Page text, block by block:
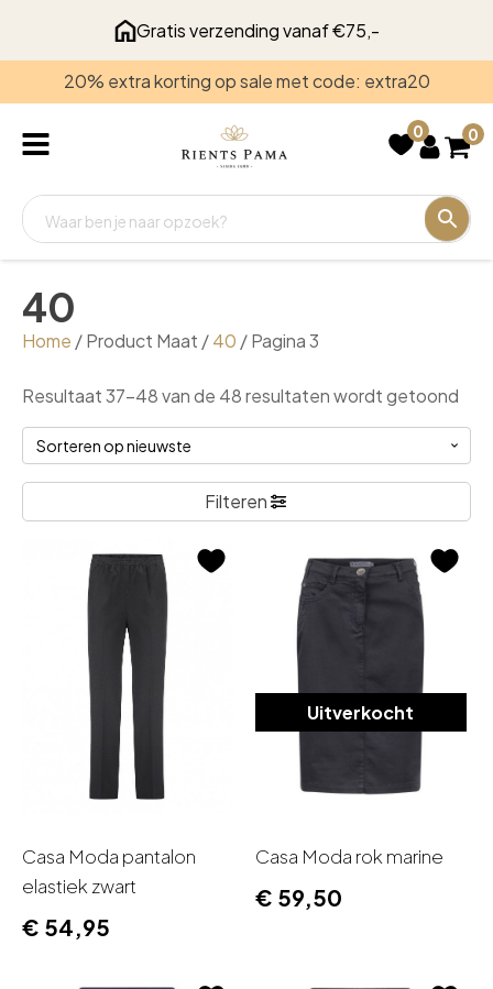
Gratis verzending vanaf €75,-
20% extra korting op sale met code: extra20
0 0
40
Home / Product Maat /40 / Pagina 3
Resultaat 37–48 van de 48 resultaten wordt getoond
op
Filteren
Casa Moda pantalon
elastiek zwart
€ 54,95
Uitverkocht
Casa Moda rok marine
€ 59,50
Recent